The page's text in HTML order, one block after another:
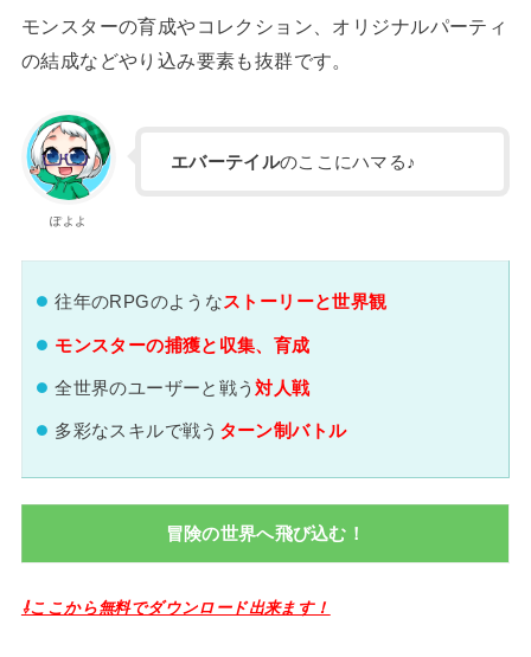
モンスターの育成やコレクション、オリジナルパーティ
の結成などやり込み要素も抜群です。
ぽよよ
エバーテイルのここにハマる♪
往年のRPGのようなストーリーと世界観
モンスターの捕獲と収集、育成
全世界のユーザーと戦う対人戦
多彩なスキルで戦う ターン制バトル
冒険の世界へ飛び込む！
⇩ここから無料でダウンロード出来ます！